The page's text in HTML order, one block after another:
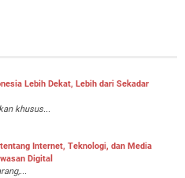
Lebih Dekat, Lebih dari Sekadar
khusus...
Internet, Teknologi, dan Media
Digital